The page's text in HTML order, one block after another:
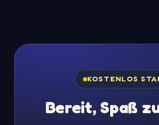
KOSTENLOS
Bereit, Spaß